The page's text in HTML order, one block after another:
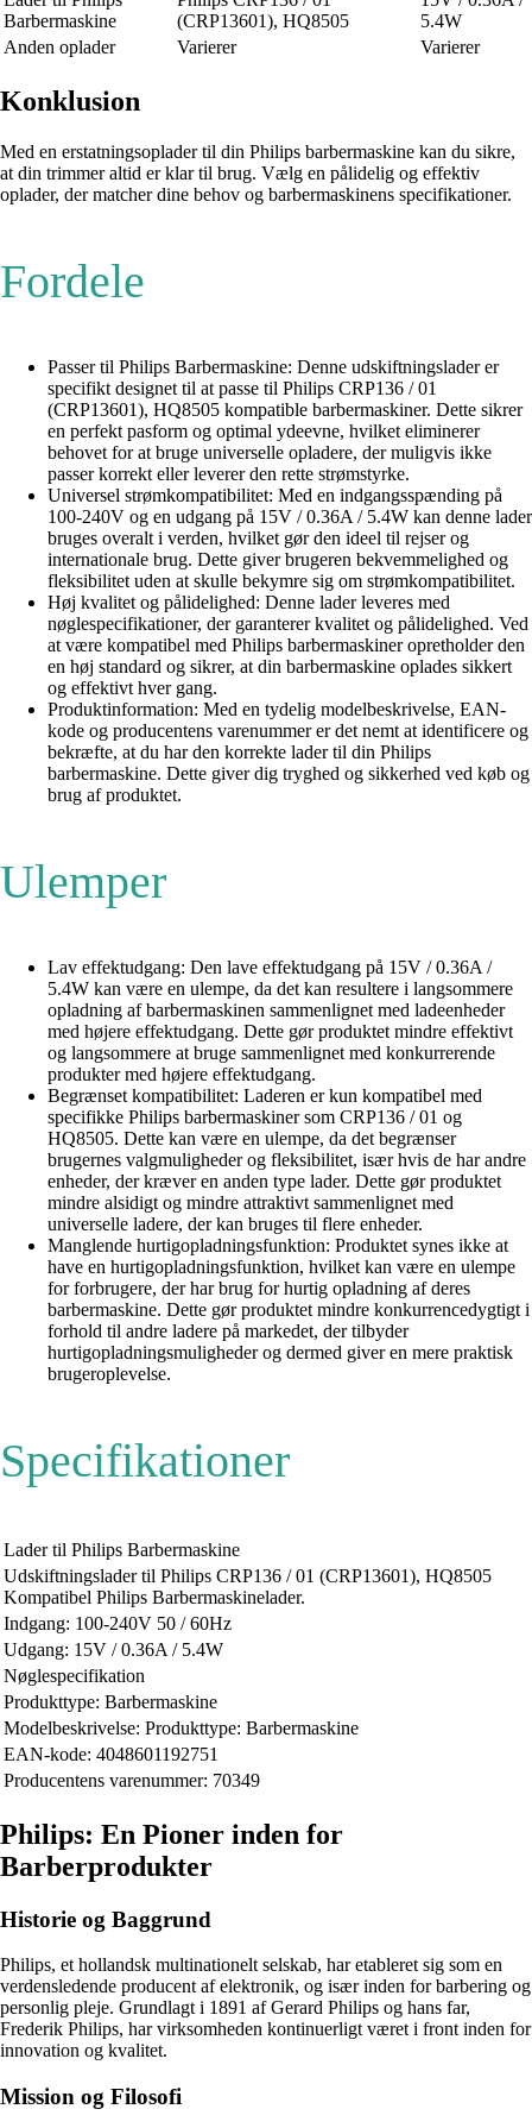
Barbermaskine
(CRP13601), HQ8505
5.4W
Anden oplader
Varierer Varierer
Konklusion
Med en erstatningsoplader til din Philips barbermaskine kan du sikre,
at din trimmer altid er klar til brug. Vælg en pålidelig og effektiv
oplader, der matcher dine behov og barbermaskinens specifikationer.
Fordele
Passer til Philips Barbermaskine: Denne udskiftningslader er
specifikt designet til at passe til Philips CRP136 / 01
(CRP13601), HQ8505 kompatible barbermaskiner. Dette sikrer
en perfekt pasform og optimal ydeevne, hvilket eliminerer
behovet for at bruge universelle opladere, der muligvis ikke
passer korrekt eller leverer den rette strømstyrke.
Universel strømkompatibilitet: Med en indgangsspænding på
100-240V og en udgang på 15V / 0.36A / 5.4W kan denne lader
bruges overalt i verden, hvilket gør den ideel til rejser og
internationale brug. Dette giver brugeren bekvemmelighed og
fleksibilitet uden at skulle bekymre sig om strømkompatibilitet.
Høj kvalitet og pålidelighed: Denne lader leveres med
nøglespecifikationer, der garanterer kvalitet og pålidelighed. Ved
at være kompatibel med Philips barbermaskiner opretholder den
en høj standard og sikrer, at din barbermaskine oplades sikkert
og effektivt hver gang.
Produktinformation: Med en tydelig modelbeskrivelse, EAN-
kode og producentens varenummer er det nemt at identificere og
bekræfte, at du har den korrekte lader til din Philips
barbermaskine. Dette giver dig tryghed og sikkerhed ved køb og
brug af produktet.
Ulemper
Lav effektudgang: Den lave effektudgang på 15V / 0.36A /
5.4W kan være en ulempe, da det kan resultere i langsommere
opladning af barbermaskinen sammenlignet med ladeenheder
med højere effektudgang. Dette gør produktet mindre effektivt
og langsommere at bruge sammenlignet med konkurrerende
produkter med højere effektudgang.
Begrænset kompatibilitet: Laderen er kun kompatibel med
specifikke Philips barbermaskiner som CRP136 / 01 og
HQ8505. Dette kan være en ulempe, da det begrænser
brugernes valgmuligheder og fleksibilitet, især hvis de har andre
enheder, der kræver en anden type lader. Dette gør produktet
mindre alsidigt og mindre attraktivt sammenlignet med
universelle ladere, der kan bruges til flere enheder.
Manglende hurtigopladningsfunktion: Produktet synes ikke at
have en hurtigopladningsfunktion, hvilket kan være en ulempe
for forbrugere, der har brug for hurtig opladning af deres
barbermaskine. Dette gør produktet mindre konkurrencedygtigt i
forhold til andre ladere på markedet, der tilbyder
hurtigopladningsmuligheder og dermed giver en mere praktisk
brugeroplevelse.
Specifikationer
Lader til Philips Barbermaskine
Udskiftningslader til Philips CRP136 / 01 (CRP13601), HQ8505
Kompatibel Philips Barbermaskinelader.
Indgang: 100-240V 50 / 60Hz
Udgang: 15V / 0.36A / 5.4W
Nøglespecifikation
Produkttype: Barbermaskine
Modelbeskrivelse: Produkttype: Barbermaskine
EAN-kode: 4048601192751
Producentens varenummer: 70349
Philips: En Pioner inden for
Barberprodukter
Historie og Baggrund
Philips, et hollandsk multinationelt selskab, har etableret sig som en
verdensledende producent af elektronik, og især inden for barbering og
personlig pleje. Grundlagt i 1891 af Gerard Philips og hans far,
Frederik Philips, har virksomheden kontinuerligt været i front inden for
innovation og kvalitet.
Mission og Filosofi